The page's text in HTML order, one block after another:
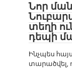
Նոր
տեղի
դեպի
Ինչպես
տարածվել,